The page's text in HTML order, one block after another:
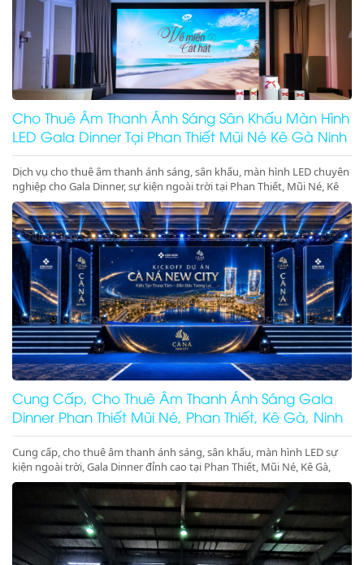
Cho Thuê Âm Thanh Ánh Sáng Sân Khấu Màn Hình
LED Gala Dinner Tại Phan Thiết Mũi Né Kê Gà Ninh
Thuận Ninh Chữ Vĩnh Hy Giá Rẻ Uy Tín
Dịch vụ cho thuê âm thanh ánh sáng, sân khấu, màn hình LED chuyên
nghiệp cho Gala Dinner, sự kiện ngoài trời tại Phan Thiết, Mũi Né, Kê
Gà, Ninh Thuận, Ninh Chữ, Vĩnh Hy. Thiết bị hiện đại, giá gốc tại kho,
phục vụ tận tâm. Gọi ngay hotline để nhận báo giá ưu đãi tốt nhất
hôm nay!
Cung Cấp, Cho Thuê Âm Thanh Ánh Sáng Gala
Dinner Phan Thiết Mũi Né, Phan Thiết, Kê Gà, Ninh
Thuận
Cung cấp, cho thuê âm thanh ánh sáng, sân khấu, màn hình LED sự
kiện ngoài trời, Gala Dinner đỉnh cao tại Phan Thiết, Mũi Né, Kê Gà,
Ninh Thuận, Ninh Chữ, Vĩnh Hy. Thiết bị hiện đại, giá cực tốt. Gọi ngay
nhận ưu đãi lớn!